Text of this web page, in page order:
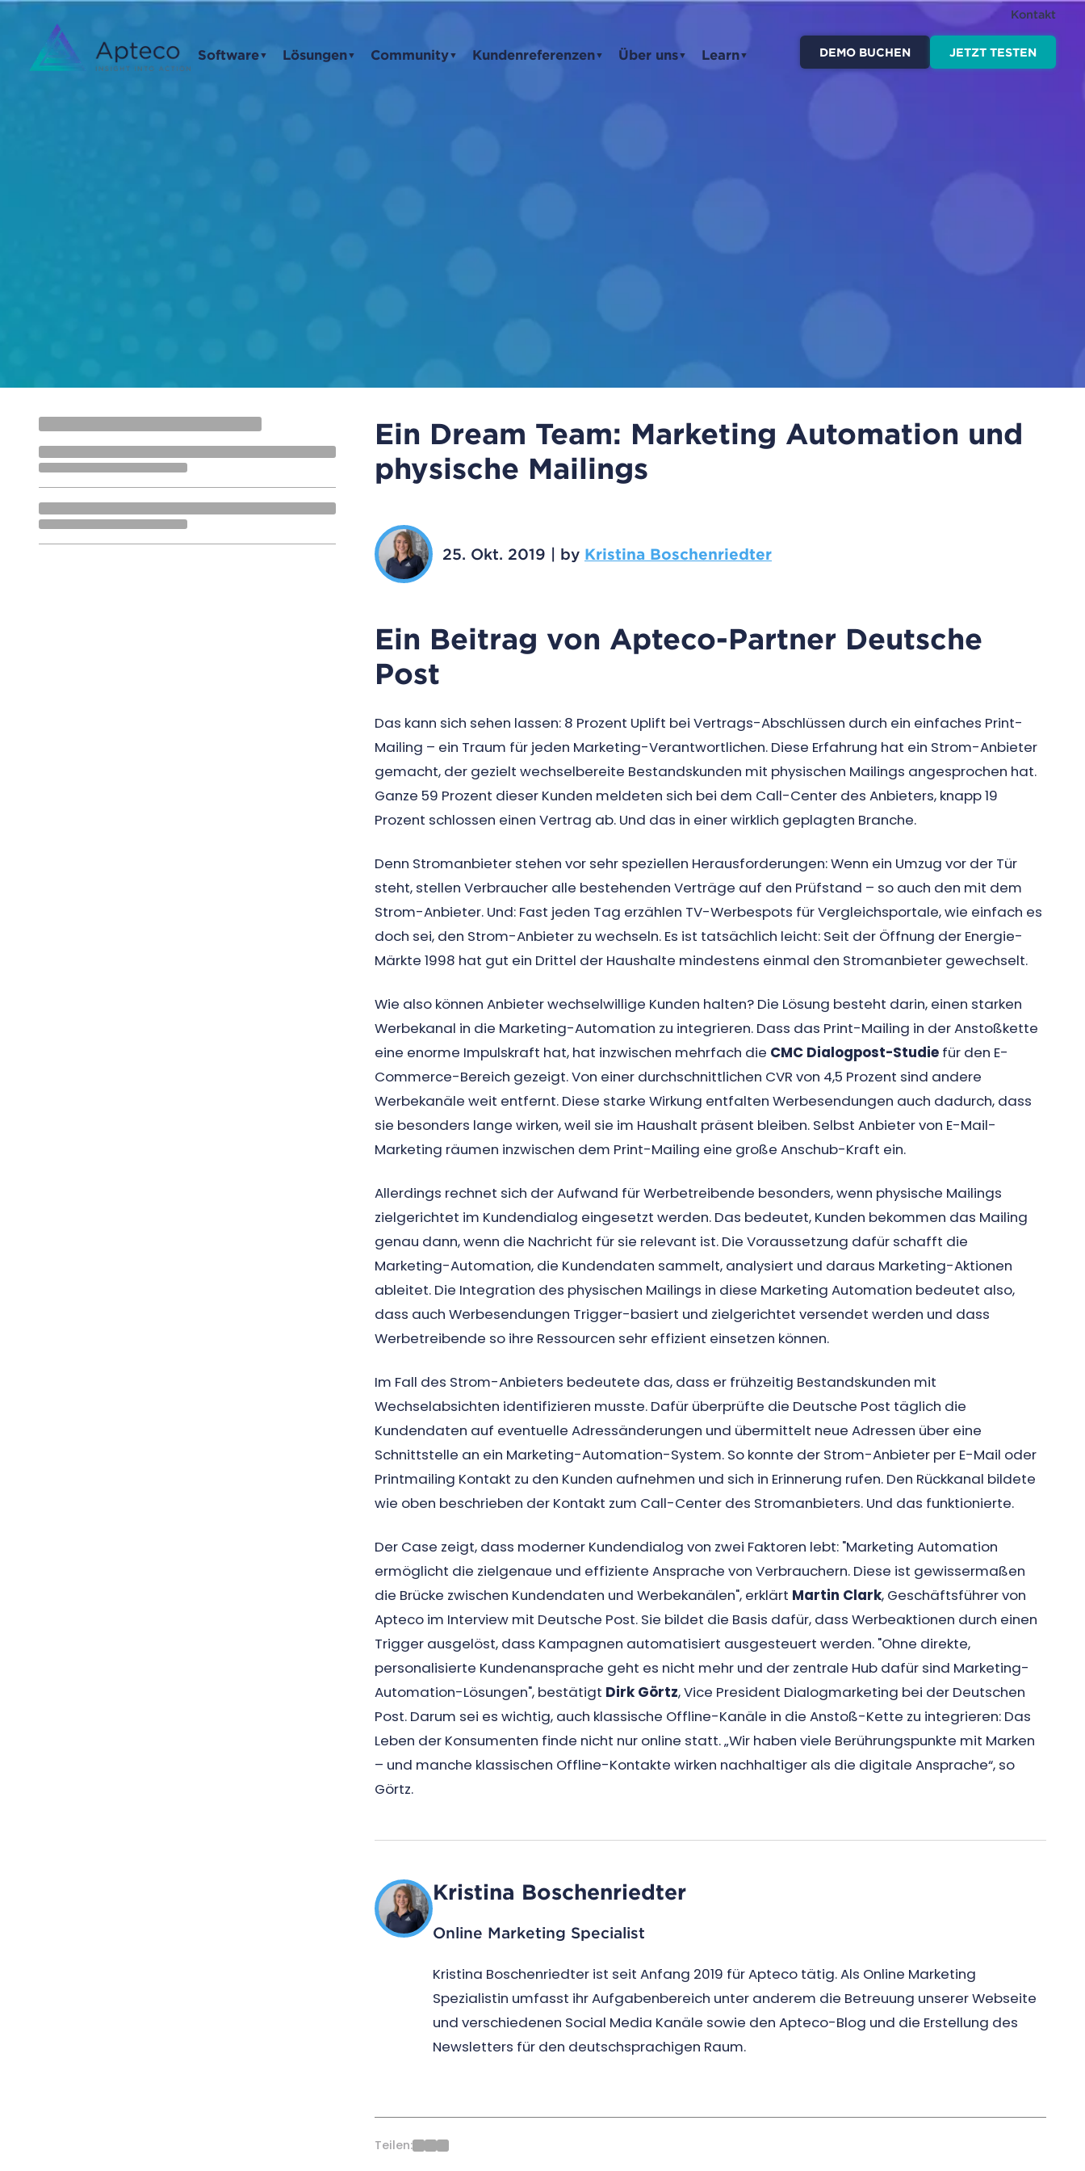
Kontakt
Software▼ Lösungen▼ Community▼ Kundenreferenzen▼ Über uns▼ Learn▼ DEMO BUCHEN JETZT TESTEN
Ein Dream Team: Marketing Automation und
physische Mailings
25. Okt. 2019 | by Kristina Boschenriedter
Ein Beitrag von Apteco-Partner Deutsche
Post
Das kann sich sehen lassen: 8 Prozent Uplift bei Vertrags-Abschlüssen durch ein einfaches Print-
Mailing – ein Traum für jeden Marketing-Verantwortlichen. Diese Erfahrung hat ein Strom-Anbieter
gemacht, der gezielt wechselbereite Bestandskunden mit physischen Mailings angesprochen hat.
Ganze 59 Prozent dieser Kunden meldeten sich bei dem Call-Center des Anbieters, knapp 19
Prozent schlossen einen Vertrag ab. Und das in einer wirklich geplagten Branche.
Denn Stromanbieter stehen vor sehr speziellen Herausforderungen: Wenn ein Umzug vor der Tür
steht, stellen Verbraucher alle bestehenden Verträge auf den Prüfstand – so auch den mit dem
Strom-Anbieter. Und: Fast jeden Tag erzählen TV-Werbespots für Vergleichsportale, wie einfach es
doch sei, den Strom-Anbieter zu wechseln. Es ist tatsächlich leicht: Seit der Öffnung der Energie-
Märkte 1998 hat gut ein Drittel der Haushalte mindestens einmal den Stromanbieter gewechselt.
Wie also können Anbieter wechselwillige Kunden halten? Die Lösung besteht darin, einen starken
Werbekanal in die Marketing-Automation zu integrieren. Dass das Print-Mailing in der Anstoßkette
eine enorme Impulskraft hat, hat inzwischen mehrfach die CMC Dialogpost-Studie für den E-
Commerce-Bereich gezeigt. Von einer durchschnittlichen CVR von 4,5 Prozent sind andere
Werbekanäle weit entfernt. Diese starke Wirkung entfalten Werbesendungen auch dadurch, dass
sie besonders lange wirken, weil sie im Haushalt präsent bleiben. Selbst Anbieter von E-Mail-
Marketing räumen inzwischen dem Print-Mailing eine große Anschub-Kraft ein.
Allerdings rechnet sich der Aufwand für Werbetreibende besonders, wenn physische Mailings
zielgerichtet im Kundendialog eingesetzt werden. Das bedeutet, Kunden bekommen das Mailing
genau dann, wenn die Nachricht für sie relevant ist. Die Voraussetzung dafür schafft die
Marketing-Automation, die Kundendaten sammelt, analysiert und daraus Marketing-Aktionen
ableitet. Die Integration des physischen Mailings in diese Marketing Automation bedeutet also,
dass auch Werbesendungen Trigger-basiert und zielgerichtet versendet werden und dass
Werbetreibende so ihre Ressourcen sehr effizient einsetzen können.
Im Fall des Strom-Anbieters bedeutete das, dass er frühzeitig Bestandskunden mit
Wechselabsichten identifizieren musste. Dafür überprüfte die Deutsche Post täglich die
Kundendaten auf eventuelle Adressänderungen und übermittelt neue Adressen über eine
Schnittstelle an ein Marketing-Automation-System. So konnte der Strom-Anbieter per E-Mail oder
Printmailing Kontakt zu den Kunden aufnehmen und sich in Erinnerung rufen. Den Rückkanal bildete
wie oben beschrieben der Kontakt zum Call-Center des Stromanbieters. Und das funktionierte.
Der Case zeigt, dass moderner Kundendialog von zwei Faktoren lebt: "Marketing Automation
ermöglicht die zielgenaue und effiziente Ansprache von Verbrauchern. Diese ist gewissermaßen
die Brücke zwischen Kundendaten und Werbekanälen", erklärt Martin Clark, Geschäftsführer von
Apteco im Interview mit Deutsche Post. Sie bildet die Basis dafür, dass Werbeaktionen durch einen
Trigger ausgelöst, dass Kampagnen automatisiert ausgesteuert werden. "Ohne direkte,
personalisierte Kundenansprache geht es nicht mehr und der zentrale Hub dafür sind Marketing-
Automation-Lösungen", bestätigt Dirk Görtz, Vice President Dialogmarketing bei der Deutschen
Post. Darum sei es wichtig, auch klassische Offline-Kanäle in die Anstoß-Kette zu integrieren: Das
Leben der Konsumenten finde nicht nur online statt. „Wir haben viele Berührungspunkte mit Marken
– und manche klassischen Offline-Kontakte wirken nachhaltiger als die digitale Ansprache“, so
Görtz.
Kristina Boschenriedter
Online Marketing Specialist
Kristina Boschenriedter ist seit Anfang 2019 für Apteco tätig. Als Online Marketing
Spezialistin umfasst ihr Aufgabenbereich unter anderem die Betreuung unserer Webseite
und verschiedenen Social Media Kanäle sowie den Apteco-Blog und die Erstellung des
Newsletters für den deutschsprachigen Raum.
Teilen: